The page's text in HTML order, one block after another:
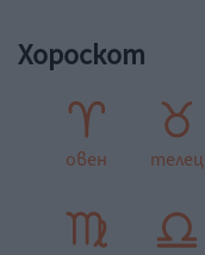
Хороскот
овен телец